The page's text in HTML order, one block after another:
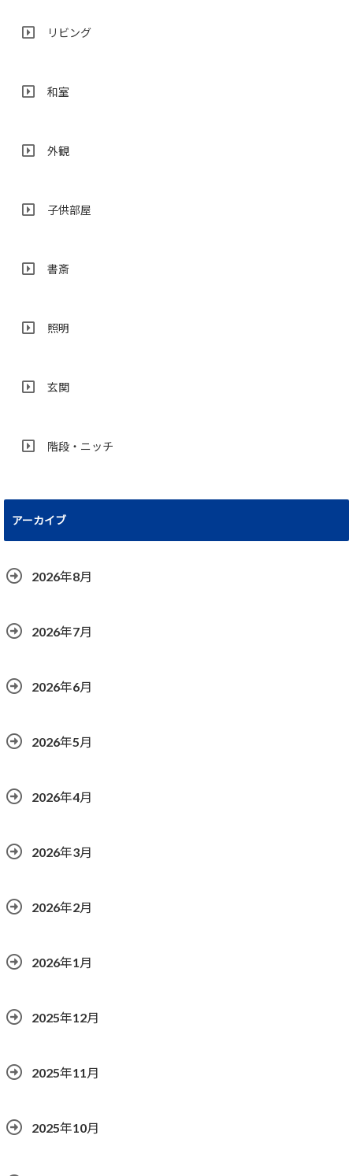
リビング
和室
外観
子供部屋
書斎
照明
玄関
階段・ニッチ
アーカイブ
2026年8月
2026年7月
2026年6月
2026年5月
2026年4月
2026年3月
2026年2月
2026年1月
2025年12月
2025年11月
2025年10月